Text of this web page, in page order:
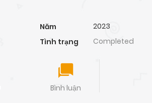
Năm
2023
Tình trạng
Completed
Bình luận